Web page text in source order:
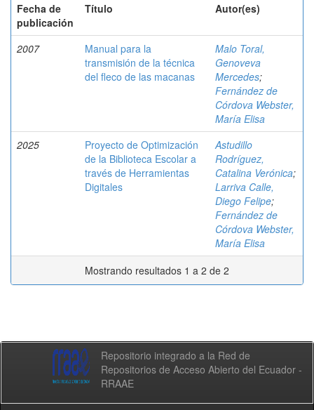
Fecha de
publicación
Título Autor(es)
2007
Manual para la
transmisión de la técnica
del fleco de las macanas
Malo Toral,
Genoveva
Mercedes;
Fernández de
Córdova Webster,
María Elisa
2025
Proyecto de Optimización
de la Biblioteca Escolar a
través de Herramientas
Digitales
Astudillo
Rodríguez,
Catalina Verónica;
Larriva Calle,
Diego Felipe;
Fernández de
Córdova Webster,
María Elisa
Mostrando resultados 1 a 2 de 2
Repositorio integrado a la Red de
Repositorios de Acceso Abierto del Ecuador -
RRAAE